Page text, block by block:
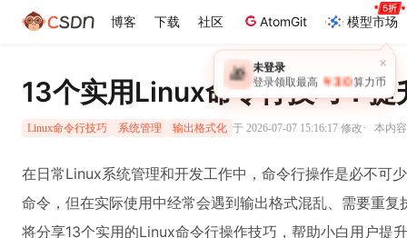
博客 下载 社区 AtomGit 模型市场
×
🎁 未登录
登录领取最高 ￥30 算力币
13个实用Linux命令行技巧：提
Linux命令行技巧 系统管理 输出格式化 于 2026-07-07 15:16:17 修改· 本内
在日常Linux系统管理和开发工作中，命令行操作是必不可
命令，但在实际使用中经常会遇到输出格式混乱、需要重
将分享13个实用的Linux命令行操作技巧，帮助小白用户提